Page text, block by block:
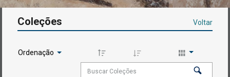
Coleções Voltar
Ordenação